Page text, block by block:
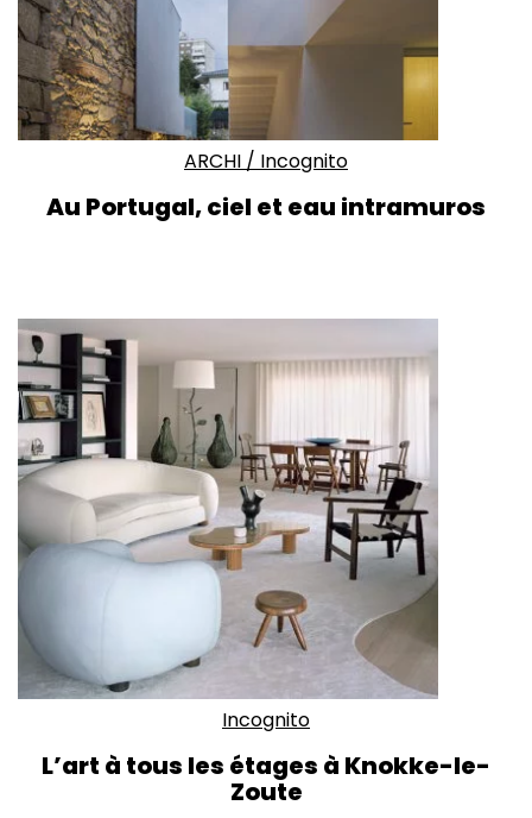
ARCHI / Incognito
Au Portugal, ciel et eau intramuros
Incognito
L’art à tous les étages à Knokke-le-
Zoute